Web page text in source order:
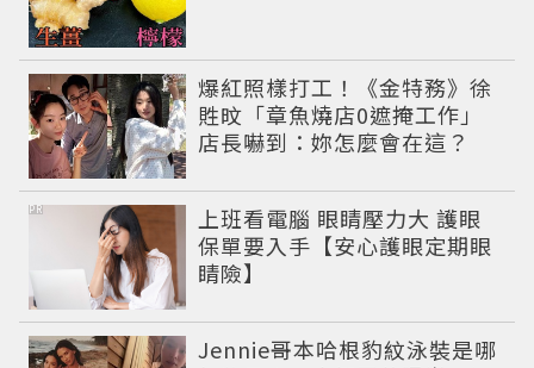
爆紅照樣打工！《金特務》徐
貹旼「章魚燒店0遮掩工作」
店長嚇到：妳怎麼會在這？
上班看電腦 眼睛壓力大 護眼
保單要入手【安心護眼定期眼
睛險】
PR
Jennie哥本哈根豹紋泳裝是哪